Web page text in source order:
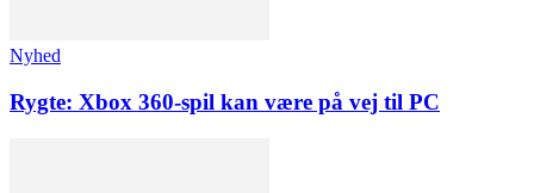
Nyhed
Rygte: Xbox 360-spil kan være på vej til PC